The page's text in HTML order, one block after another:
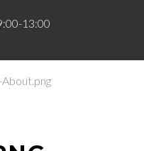
13:00
About.png